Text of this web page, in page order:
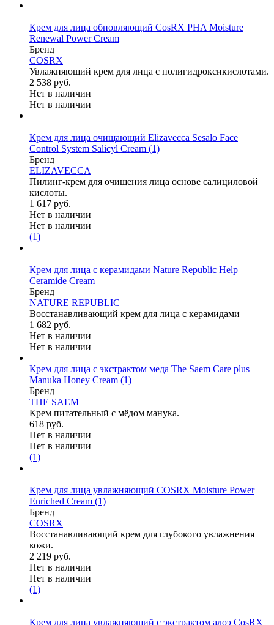
Крем для лица обновляющий CosRX PHA Moisture
Renewal Power Cream
Бренд
COSRX
Увлажняющий крем для лица с полигидроксикислотами.
2 538 руб.
Нет в наличии
Нет в наличии
Крем для лица очищающий Elizavecca Sesalo Face
Control System Salicyl Cream (1)
Бренд
ELIZAVECCA
Пилинг-крем для очищения лица основе салициловой
кислоты.
1 617 руб.
Нет в наличии
Нет в наличии
(1)
Крем для лица с керамидами Nature Republic Help
Ceramide Cream
Бренд
NATURE REPUBLIC
Восстанавливающий крем для лица с керамидами
1 682 руб.
Нет в наличии
Нет в наличии
Крем для лица с экстрактом меда The Saem Care plus
Manuka Honey Cream (1)
Бренд
THE SAEM
Крем питательный с мёдом манука.
618 руб.
Нет в наличии
Нет в наличии
(1)
Крем для лица увлажняющий COSRX Moisture Power
Enriched Cream (1)
Бренд
COSRX
Восстанавливающий крем для глубокого увлажнения
кожи.
2 219 руб.
Нет в наличии
Нет в наличии
(1)
Крем для лица увлажняющий с экстрактом алоэ CosRX